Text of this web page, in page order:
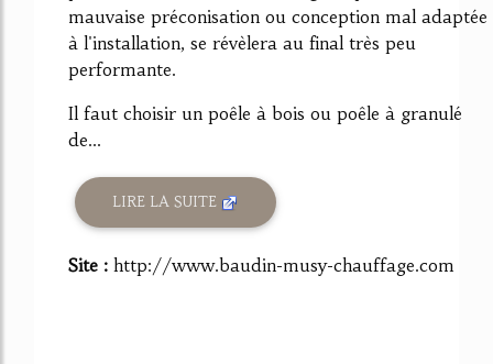
mauvaise préconisation ou conception mal adaptée
à l'installation, se révèlera au final très peu
performante.
Il faut choisir un poêle à bois ou poêle à granulé
de...
LIRE LA SUITE
Site : http://www.baudin-musy-chauffage.com